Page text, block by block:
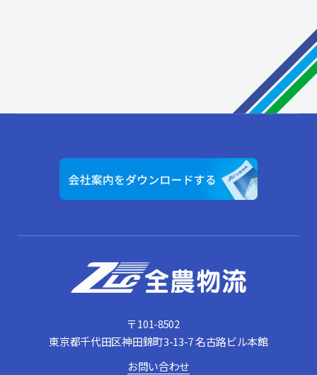
〒101-8502
東京都千代⽥区神⽥錦町3-13-7 名古路ビル本館
お問い合わせ